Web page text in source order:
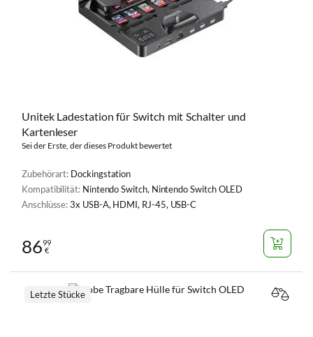
Unitek Ladestation für Switch mit Schalter und
Kartenleser
Sei der Erste, der dieses Produkt bewertet
Zubehörart: Dockingstation
Kompatibilität: Nintendo Switch, Nintendo Switch OLED
Anschlüsse:3x USB-A, HDMI, RJ-45, USB-C
8699
€
Letzte Stücke